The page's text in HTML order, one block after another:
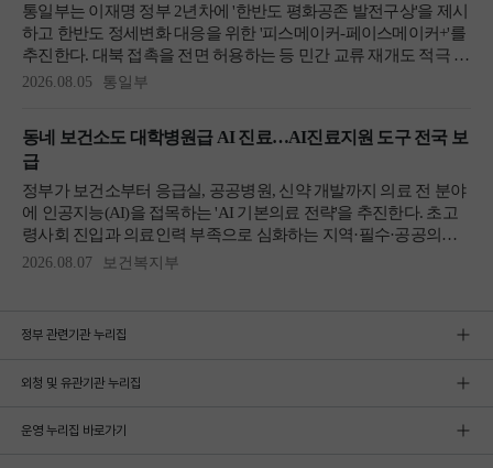
정부 관련기관 누리집
외청 및 유관기관 누리집
운영 누리집 바로가기